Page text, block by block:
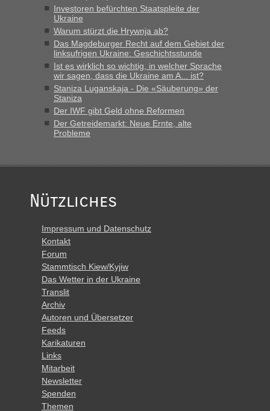
Berichte und Reisetipps • Re: An welchem
Grenzübergang zwischen Polen und der Ukraine geht es am
schnellsten?
„Derzeit, ist es überall sehr voll an den Grenzen Ukraine/
Polen. Zb. Krakovets 100 PKW ca. 10 h Wartezeit. Wollen
Montag rüber, versuchen es sehr früh.“
Investoren befürchten Staatspleite der
Ukraine
Warum stürzt die Hrywnja ab?
Das Magdeburger Recht auf dem Gebiet der
linksufrigen Ukraine: Geschichtsstunde
Ist es wirklich so wichtig, in welcher Sprache
wir sagen, dass die Ukraine am A... ist?
Staniza Luganskaja - Die «Säuberung» der
Staniza
Der IWF gibt Geld ohne Reformen
Der Getreidemarkt: Neue Ernte, alte
Probleme
Nützliches
Impressum und Datenschutz
Kontakt
Forum
Stammtisch Kiew/Kyjiw
Das Wetter in der Ukraine
Translit
Archiv
Autoren und Übersetzer
Feeds
Karikaturen
Links
Mitarbeit
Newsletter
Spenden
Themen